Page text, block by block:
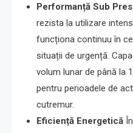
Performanță Sub
rezista la utilizare
funcționa continuu în
situații de urgență.
volum lunar de până la
pentru perioadele de
cutremur.
Eficiență Energetică